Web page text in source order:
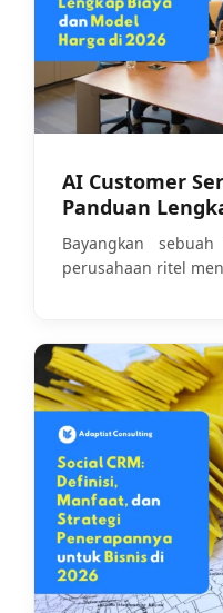
AI Customer
Panduan
Harga di 2026
Bayangkan
perusahaan ritel